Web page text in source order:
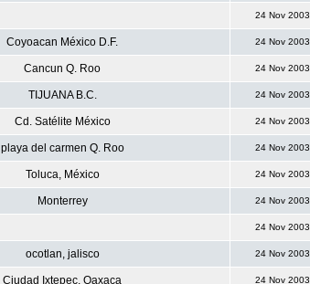
24 Nov 2003
Coyoacan México D.F. 24 Nov 2003
Cancun Q. Roo 24 Nov 2003
TIJUANA B.C. 24 Nov 2003
Cd. Satélite México 24 Nov 2003
playa del carmen Q. Roo 24 Nov 2003
Toluca, México 24 Nov 2003
Monterrey 24 Nov 2003
24 Nov 2003
ocotlan, jalisco 24 Nov 2003
Ciudad Ixtepec, Oaxaca 24 Nov 2003